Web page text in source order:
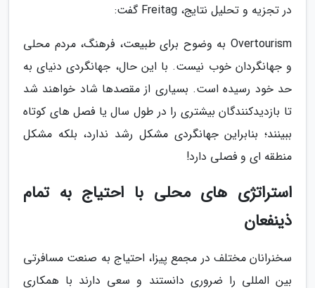
در تجزیه و تحلیل نتایج، Freitag گفت:
Overtourism به وضوح برای طبیعت، فرهنگ، مردم محلی
و جهانگردان خوب نیست. با این حال، جهانگردی دنیای به
حد خود رسیده است. بسیاری از مقصدها شاد خواهند شد
تا بازدیدکنندگان بیشتری را در طول سال یا فصل های کوتاه
ببینند؛ بنابراین جهانگردی مشکل رشد ندارد، بلکه مشکل
منطقه ای و فصلی دارد!
استراتژی های محلی با احتیاج به تمام
ذینفعان
سخنرانان مختلف در مجمع پیزا، احتیاج به صنعت مسافرتی
بین المللی را ضروری دانستند و سعی دارند با همکاری